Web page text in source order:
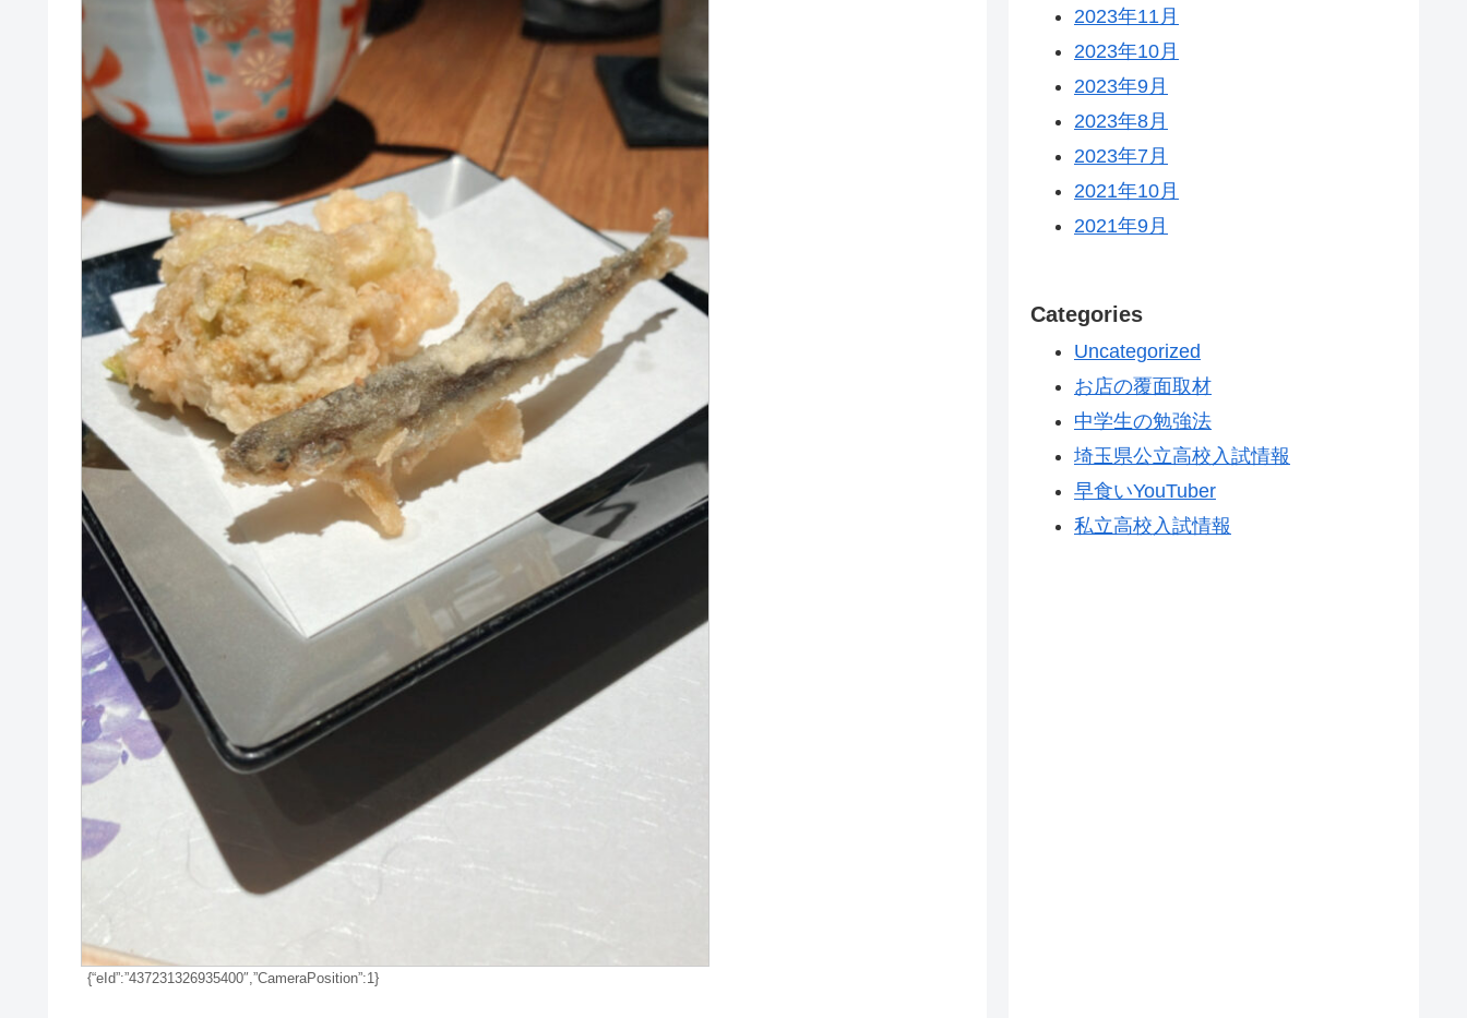
{“eId”:”437231326935400″,”CameraPosition”:1}
2023年11月
2023年10月
2023年9月
2023年8月
2023年7月
2021年10月
2021年9月
Categories
Uncategorized
お店の覆面取材
中学生の勉強法
埼玉県公立高校入試情報
早食いYouTuber
私立高校入試情報